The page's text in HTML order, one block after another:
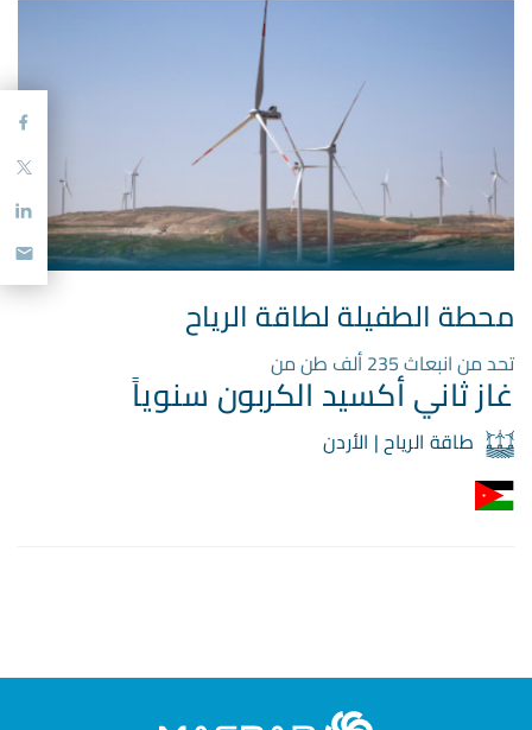
محطة الطفيلة لطاقة الرياح
تحد من انبعاث 235 ألف طن من
غاز ثاني أكسيد الكربون سنوياً
طاقة الرياح | الأردن